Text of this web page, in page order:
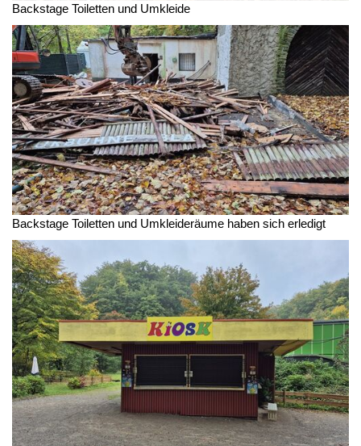
Backstage Toiletten und Umkleide
Backstage Toiletten und Umkleideräume haben sich erledigt